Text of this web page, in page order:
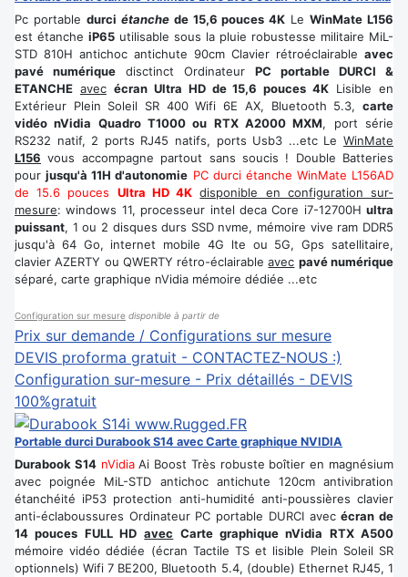
Pc portable durci étanchede 15,6 pouces 4K LeWinMate L156
est étanche iP65 utilisable sous la pluie robustesse militaire MiL-
STD 810H antichoc antichute 90cm Clavier rétroéclairable avec
pavé numérique disctinct Ordinateur PC portable DURCI &
ETANCHE avec écran Ultra HD de 15,6 pouces 4K Lisible en
Extérieur Plein Soleil SR 400 Wifi 6E AX, Bluetooth 5.3, carte
vidéo nVidia Quadro T1000 ou RTX A2000 MXM, port série
RS232 natif, 2 ports RJ45 natifs, ports Usb3 ...etc Le WinMate
L156 vous accompagne partout sans soucis ! Double Batteries
pourjusqu'à 11H d'autonomie PC durci étanche WinMate L156AD
de 15.6 pouces Ultra HD 4K disponible en configuration sur-
mesure: windows 11, processeur intel deca Core i7-12700H ultra
puissant, 1 ou 2 disques durs SSD nvme, mémoire vive ram DDR5
jusqu'à 64 Go, internet mobile 4G lte ou 5G, Gps satellitaire,
clavier AZERTY ou QWERTY rétro-éclairableavec pavé numérique
séparé, carte graphique nVidia mémoire dédiée ...etc
Configuration sur mesure disponible à partir de
Prix sur demande / Configurations sur mesure
DEVIS proforma gratuit - CONTACTEZ-NOUS :)
Configuration sur-mesure - Prix détaillés - DEVIS
100%gratuit
Portable durci Durabook S14 avec Carte graphique NVIDIA
Durabook S14 nVidiaAi Boost Très robuste boîtier en magnésium
avec poignée MiL-STD antichoc antichute 120cm antivibration
étanchéité iP53 protection anti-humidité anti-poussières clavier
anti-éclaboussures Ordinateur PC portable DURCI avecécran de
14 pouces FULL HD avec Carte graphique nVidia RTX A500
mémoire vidéo dédiée (écran Tactile TS et lisible Plein Soleil SR
optionnels) Wifi 7 BE200, Bluetooth 5.4, (double) Ethernet RJ45, 1